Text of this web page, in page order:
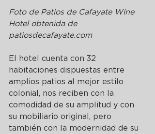
Foto de Patios de Cafayate Wine
Hotel obtenida de
patiosdecafayate.com
El hotel cuenta con 32
habitaciones dispuestas entre
amplios patios al mejor estilo
colonial, nos reciben con la
comodidad de su amplitud y con
su mobiliario original, pero
también con la modernidad de su